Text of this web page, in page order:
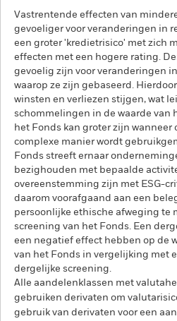
Vastrentende effecten van
gevoeliger voor veranderingen in
een groter 'kredietrisico' met zich
effecten met een hogere rating.
gevoelig zijn voor veranderingen
waarop ze zijn gebaseerd.
winsten en verliezen stijgen, wat
schommelingen in de waarde van
het Fonds kan groter zijn wanneer
complexe manier wordt
Fonds streeft ernaar
bezighouden met bepaalde
overeenstemming zijn met ESG-
daarom voorafgaand aan een
persoonlijke ethische afweging te
screening van het Fonds. Een
een negatief effect hebben op de
van het Fonds in vergelijking met
dergelijke screening.
Alle aandelenklassen met
gebruiken derivaten om
gebruik van derivaten voor een